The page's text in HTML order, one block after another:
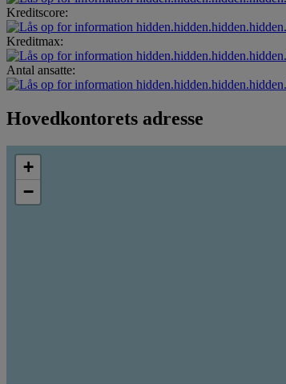
Kreditscore:
Kreditmax:
Antal ansatte:
Hovedkontorets adresse
+
−